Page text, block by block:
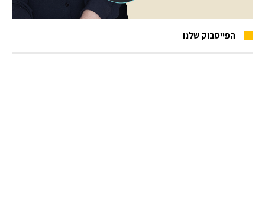
הפייסבוק שלנו